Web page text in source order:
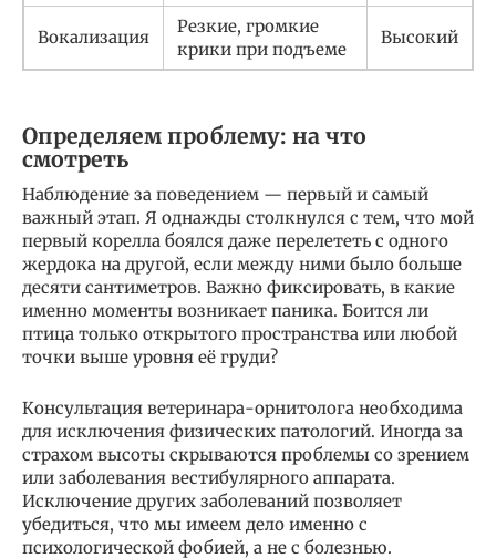
Вокализация
Резкие, громкие
крики при подъеме
Высокий
Определяем проблему: на что
смотреть
Наблюдение за поведением — первый и самый
важный этап. Я однажды столкнулся с тем, что мой
первый корелла боялся даже перелететь с одного
жердока на другой, если между ними было больше
десяти сантиметров. Важно фиксировать, в какие
именно моменты возникает паника. Боится ли
птица только открытого пространства или любой
точки выше уровня её груди?
Консультация ветеринара-орнитолога необходима
для исключения физических патологий. Иногда за
страхом высоты скрываются проблемы со зрением
или заболевания вестибулярного аппарата.
Исключение других заболеваний позволяет
убедиться, что мы имеем дело именно с
психологической фобией, а не с болезнью.